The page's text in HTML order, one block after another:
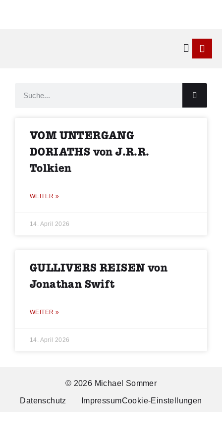
VOM UNTERGANG
DORIATHS von J.R.R.
Tolkien
WEITER »
14. April 2026
GULLIVERS REISEN von
Jonathan Swift
WEITER »
14. April 2026
© 2026 Michael Sommer
Datenschutz ImpressumCookie-Einstellungen